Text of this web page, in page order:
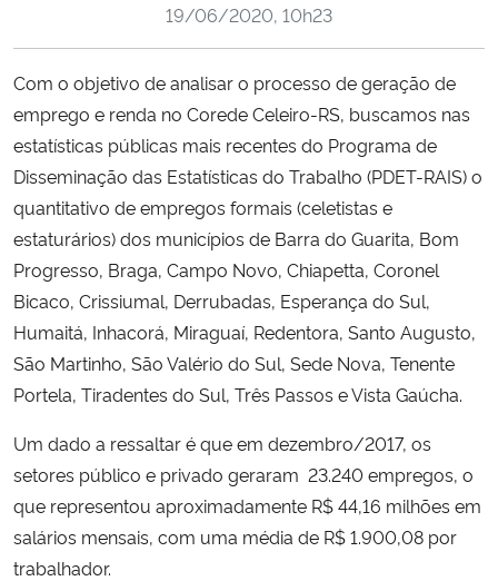
Ministério de Minas e Energia
Ministério da Ciência, Tecnologia, Inovações e Comunicações
Ministério do Meio Ambiente
Ministério do Turismo
Ministério do Desenvolvimento Regional
Ministério da Mulher, da Família e dos Direitos Humanos
Secretaria-Geral
Secretaria de Governo
19/06/2020, 10h23
Com o objetivo de analisar o processo de geração de
emprego e renda no Corede Celeiro-RS, buscamos nas
estatísticas públicas mais recentes do Programa de
Disseminação das Estatísticas do Trabalho (PDET-RAIS) o
quantitativo de empregos formais (celetistas e
estaturários) dos municípios de Barra do Guarita, Bom
Progresso, Braga, Campo Novo, Chiapetta, Coronel
Bicaco, Crissiumal, Derrubadas, Esperança do Sul,
Humaitá, Inhacorá, Miraguaí, Redentora, Santo Augusto,
São Martinho, São Valério do Sul, Sede Nova, Tenente
Portela, Tiradentes do Sul, Três Passos e Vista Gaúcha.
Um dado a ressaltar é que em dezembro/2017, os
setores público e privado geraram 23.240 empregos, o
que representou aproximadamente R$ 44,16 milhões em
salários mensais, com uma média de R$ 1.900,08 por
trabalhador.